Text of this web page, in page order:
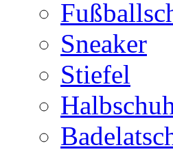
Sneaker
Stiefel